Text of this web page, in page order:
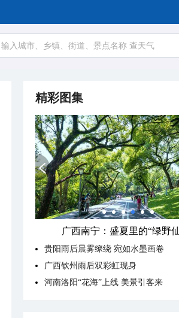
精彩图集
广西南宁：盛夏里的“绿野
贵阳雨后晨雾缭绕 宛如水墨画卷
广西钦州雨后双彩虹现身
河南洛阳“花海”上线 美景引客来